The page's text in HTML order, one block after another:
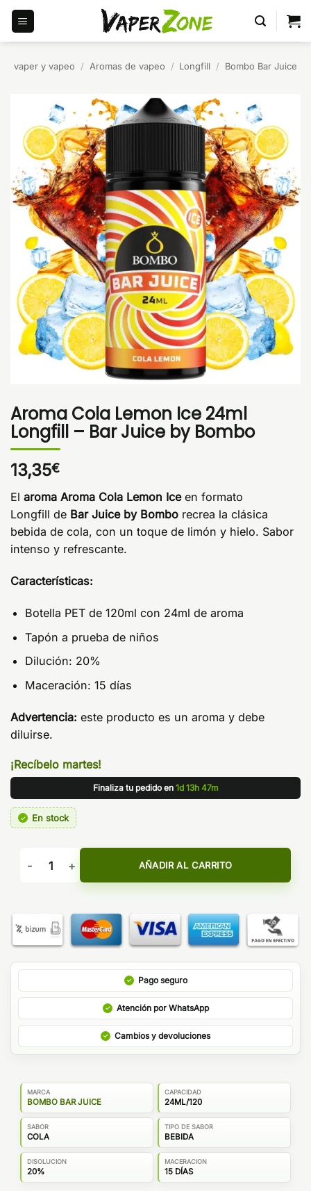
Saltar
contenido
vaper y vapeo / Aromas de vapeo / Longfill / Bombo Bar Juice
Aroma Cola Lemon Ice 24ml
Longfill – Bar Juice by Bombo
13,35€
El aroma Aroma Cola Lemon Ice en formato
Longfill de Bar Juice by Bombo recrea la clásica
bebida de cola, con un toque de limón y hielo. Sabor
intenso y refrescante.
Características:
Botella PET de 120ml con 24ml de aroma
Tapón a prueba de niños
Dilución: 20%
Maceración: 15 días
Advertencia: este producto es un aroma y debe
diluirse.
¡Recíbelo martes!
Finaliza tu pedido en 1d 13h 47m
En stock
Aroma Cola Lemon Ice 24ml Longfill - Bar Juice by Bombo
AÑADIR AL CARRITO
Pago seguro
Atención por WhatsApp
Cambios y devoluciones
MARCA
BOMBO BAR JUICE
CAPACIDAD
24ML/120
SABOR
COLA
TIPO DE SABOR
BEBIDA
DISOLUCION
20%
MACERACION
15 DÍAS